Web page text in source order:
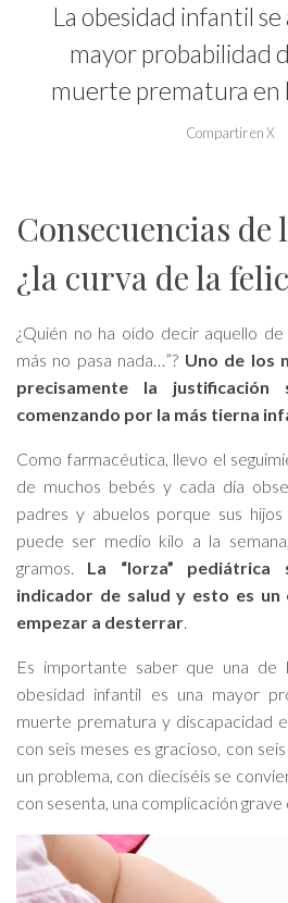
La obesidad infantil se
mayor probabilidad
muerte prematura en
Compartir en X
Consecuencias de
¿la curva de la
¿Quién no ha oído decir aquello
más no pasa nada…”? Uno de los
precisamente la justificación
comenzando por la más tierna
Como farmacéutica, llevo el
de muchos bebés y cada día
padres y abuelos porque sus
puede ser medio kilo a la
gramos. La “lorza” pediátrica
indicador de salud y esto es
empezar a desterrar.
Es importante saber que una de
obesidad infantil es una mayor
muerte prematura y discapacidad
con seis meses es gracioso, con
un problema, con dieciséis se
con sesenta, una complicación grave